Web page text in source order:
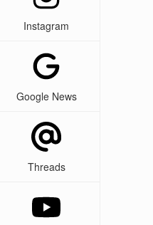
Instagram
Google News
Threads